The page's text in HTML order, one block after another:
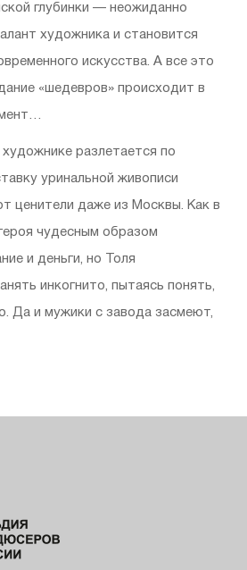
глубинки — неожиданно
художника и становится
искусства. А все это
«шедевров» происходит в
разлетается по
уринальной живописи
ценители даже из Москвы. Как в
чудесным образом
и деньги, но Толя
инкогнито, пытаясь понять,
Да и мужики с завода засмеют,